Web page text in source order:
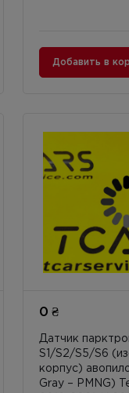
Добавить в
0 ₴
Датчик
S1/S2/S5/S6
корпус)
Gray – PMNG)